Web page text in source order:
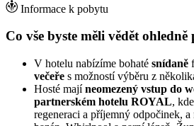
Informace k pobytu
Co vše byste měli vědět ohledně
V hotelu nabízíme bohaté snídaně
večeře s možností výběru z
Hosté majíneomezený vstup do
partnerském hotelu ROYAL,
regeneraci a příjemný odpočinek,